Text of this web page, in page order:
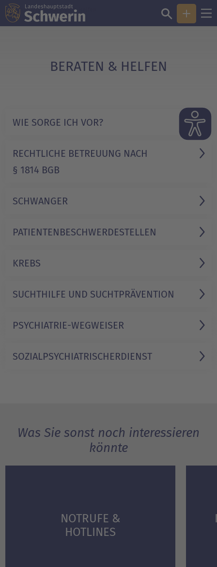
Sie sind hier: Beraten & Helfen
BERATEN & HELFEN
WIE SORGE ICH VOR?
RECHTLICHE BETREUUNG NACH
§ 1814 BGB
SCHWANGER
PATIENTEN­BESCHWERDE­STELLEN
KREBS
SUCHTHILFE UND SUCHT­PRÄVENTION
PSYCHIATRIE-WEGWEISER
SOZIAL­PSYCHIATRISCHER­DIENST
Was Sie sonst noch interessieren
könnte
NOTRUFE &
HOTLINES